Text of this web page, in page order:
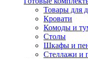
Товары для
Кровати
Комоды и
Столы
Шкафы и
Стеллажи и